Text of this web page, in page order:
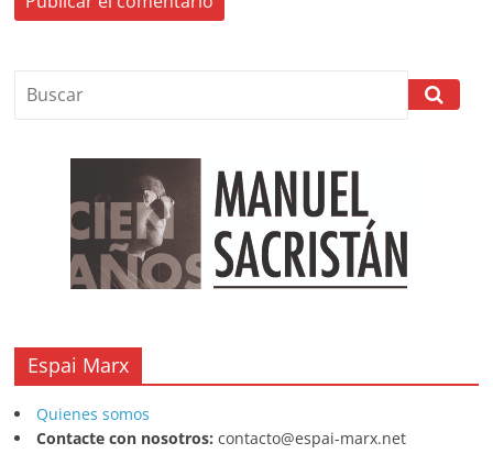
Espai Marx
Quienes somos
Contacte con nosotros: contacto@espai-marx.net